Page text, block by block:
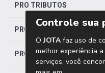
PRO TRIBUTOS
PRO TRABALHISTA
PRO SAÚDE